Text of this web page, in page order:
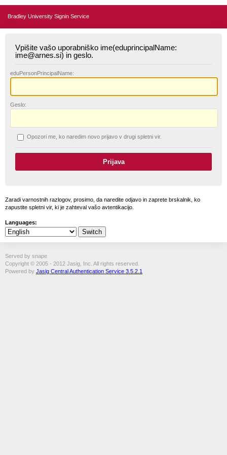
Bradley University Signin Service
Vpišite vašo uporabniško ime(eduprincipalName:
ime@arnes.si) in geslo.
eduPersonPrincipalName:
Geslo:
Opozori me, ko naredim novo prijavo v drugi spletni vir.
Zaradi varnostnih razlogov, prosimo, da naredite odjavo in zaprete brskalnik, ko
zapustite spletni vir, ki je zahteval vašo avtentikacijo.
Languages:
Served by snape
Copyright © 2005 - 2012 Jasig, Inc. All rights reserved.
Powered by Jasig Central Authentication Service 3.5.2.1